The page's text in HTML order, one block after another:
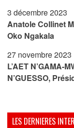
3 décembre 2023
Anatole Collinet
Oko Ngakala
27 novembre 2023
L’AET N’GAMA-
N’GUESSO,
LES DERNIERES